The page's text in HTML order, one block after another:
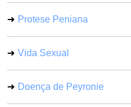
Protese Peniana
Vida Sexual
Doença de Peyronie